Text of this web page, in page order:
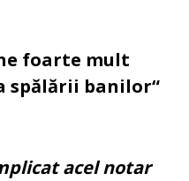
foarte mult
spălării banilor“
acel notar